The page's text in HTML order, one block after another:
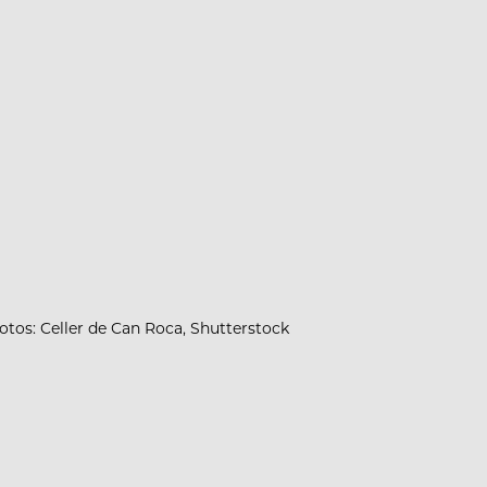
Celler de Can Roca, Shutterstock